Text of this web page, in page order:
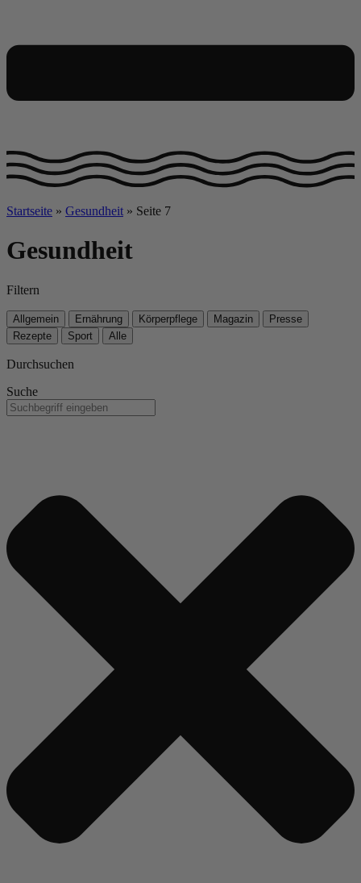
Startseite » Gesundheit » Seite 7
Gesundheit
Filtern
Allgemein Ernährung Körperpflege Magazin
Presse
Rezepte
Sport Alle
Durchsuchen
Suche